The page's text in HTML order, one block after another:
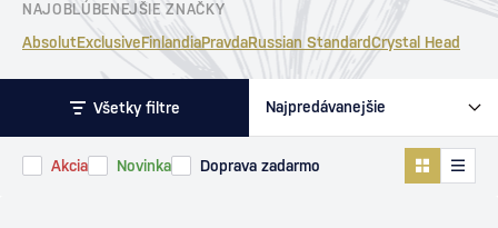
NAJOBLÚBENEJŠIE ZNAČKY
AbsolutExclusiveFinlandiaPravdaRussian StandardCrystal Head
Všetky filtre
Akcia Novinka Doprava zadarmo